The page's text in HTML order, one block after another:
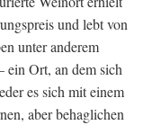
und lebt von
unter anderem
Ort, an dem sich
es sich mit einem
aber behaglichen